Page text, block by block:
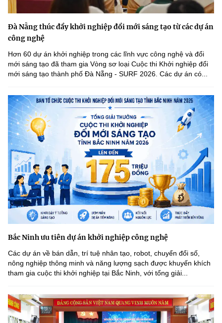
Đà Nẵng thúc đẩy khởi nghiệp đổi mới sáng tạo từ các dự án
công nghệ
Hơn 60 dự án khởi nghiệp trong các lĩnh vực công nghệ và đổi
mới sáng tạo đã tham gia Vòng sơ loại Cuộc thi Khởi nghiệp đổi
mới sáng tạo thành phố Đà Nẵng - SURF 2026. Các dự án có...
Bắc Ninh ưu tiên dự án khởi nghiệp công nghệ
Các dự án về bán dẫn, trí tuệ nhân tạo, robot, chuyển đổi số,
nông nghiệp thông minh và năng lượng sạch được khuyến khích
tham gia cuộc thi khởi nghiệp tại Bắc Ninh, với tổng giải...